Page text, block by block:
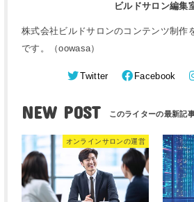
ビルドサロン編集
株式会社ビルドサロンのコンテンツ制作
です。（oowasa）
Twitter Facebook
NEW POST
オンラインサロンの運営